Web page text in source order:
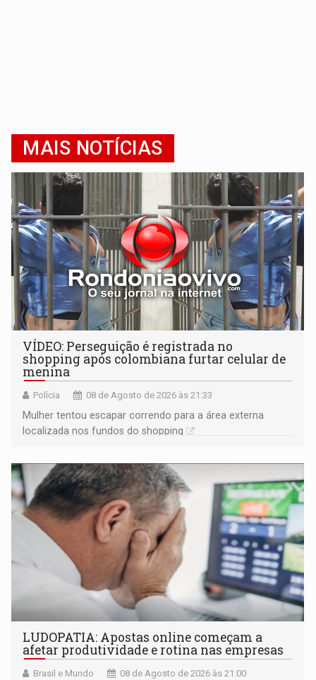
MAIS NOTÍCIAS
VÍDEO: Perseguição é registrada no
shopping após colombiana furtar celular de
menina
Polícia 08 de Agosto de 2026 às 21:33
Mulher tentou escapar correndo para a área externa
localizada nos fundos do shopping
LUDOPATIA: Apostas online começam a
afetar produtividade e rotina nas empresas
Brasil e Mundo 08 de Agosto de 2026 às 21:00